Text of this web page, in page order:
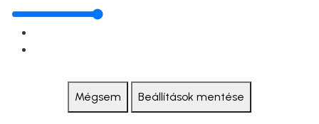
Mégsem Beállítások mentése